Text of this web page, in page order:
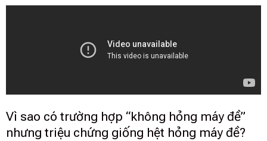
Vì sao có trường hợp “không hỏng máy đề”
nhưng triệu chứng giống hệt hỏng máy đề?